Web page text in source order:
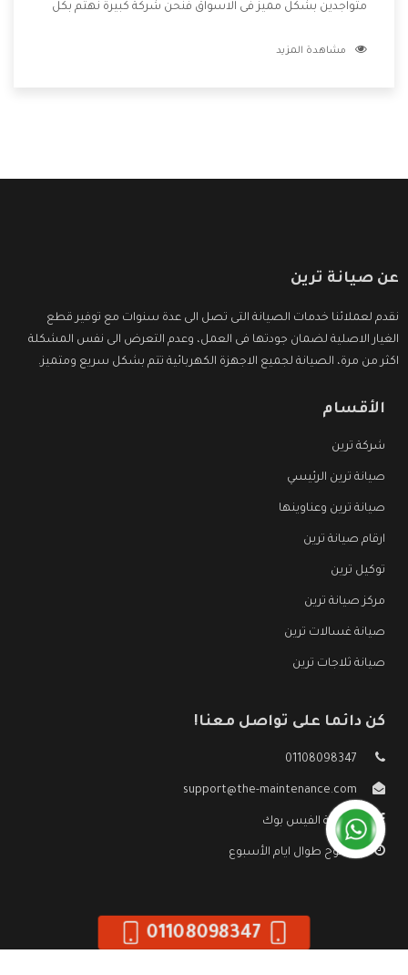
متواجدين بشكل مميز فى الاسواق فنحن شركة كبيرة نهتم بكل
الشركة بها والتى تكون منها خدمة الصيانة التى تكون من أهم
مشاهدة المزيد
عن صيانة ترين
نقدم لعملائنا خدمات الصيانة التى تصل الى عدة سنوات مع توفير قطع
الغيار الاصلية لضمان جودتها فى العمل، وعدم التعرض الى نفس المشكلة
اكثر من مرة، الصيانة لجميع الاجهزة الكهربائية تتم بشكل سريع ومتميز.
الأقسام
شركة ترين
صيانة ترين الرئيسي
صيانة ترين وعناوينها
ارقام صيانة ترين
توكيل ترين
مركز صيانة ترين
صيانة غسالات ترين
صيانة ثلاجات ترين
كن دائما على تواصل معنا!
01108098347
support@the-maintenance.com
صفحة الفيس بوك
مفتوح طوال ايام الأسبوع
01108098347